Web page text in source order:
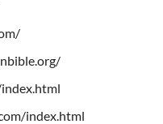
index.html